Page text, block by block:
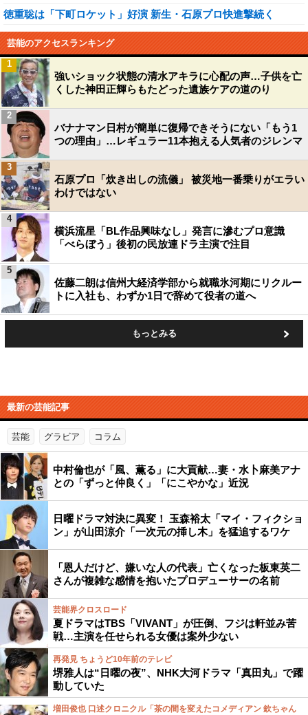
徳重聡は「下町ロケット」好演 新生・石原プロ快進撃続く
芸能のアクセスランキング
強いショック状態の清水アキラに心配の声…子供を亡
くした神田正輝らもたどった遺族ケアの道のり
1
バナナマン日村が簡単に復帰できそうにない「もう1
つの理由」…レギュラー11本抱える人気者のジレンマ
2
石原プロ「炊き出しの流儀」 被災地一番乗りがエラい
わけではない
3
横浜流星「BL作品興味なし」発言に滲むプロ意識
「べらぼう」後初の民放連ドラ主演で注目
4
佐藤二朗は信州大経済学部から就職氷河期にリクルー
トに入社も、わずか1日で辞めて役者の道へ
5
もっとみる
最新の芸能記事
芸能 グラビア コラム
中村倫也が「風、薫る」に大貢献…妻・水卜麻美アナ
との「ずっと仲良く」「にこやかな」近況
日曜ドラマ対決に異変！ 玉森裕太「マイ・フィクショ
ン」が山田涼介「一次元の挿し木」を猛追するワケ
「恩人だけど、嫌いな人の代表」亡くなった板東英二
さんが複雑な感情を抱いたプロデューサーの名前
芸能界クロスロード
夏ドラマはTBS「VIVANT」が圧倒、フジは軒並み苦
戦…主演を任せられる女優は案外少ない
再発見 ちょうど10年前のテレビ
堺雅人は“日曜の夜”、NHK大河ドラマ「真田丸」で躍
動していた
増田俊也 口述クロニクル「茶の間を変えたコメディアン 欽ちゃん